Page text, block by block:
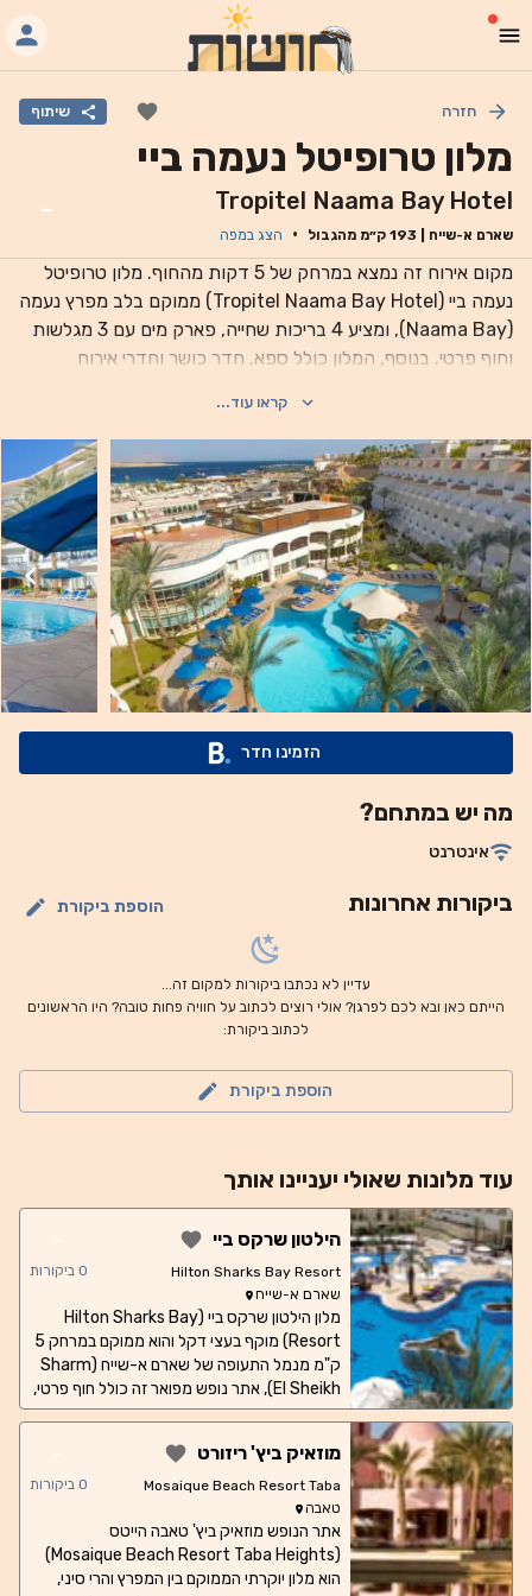
חזרה שיתוף
מלון טרופיטל נעמה ביי
Tropitel Naama Bay Hotel
שארם א-שייח 193 ק״מ מהגבול · הצג במפה
-
מקום אירוח זה נמצא במרחק של 5 דקות מהחוף. מלון טרופיטל
נעמה ביי (Tropitel Naama Bay Hotel) ממוקם בלב מפרץ נעמה
(Naama Bay), ומציע 4 בריכות שחייה, פארק מים עם 3 מגלשות
וחוף פרטי. בנוסף, המלון כולל ספא, חדר כושר וחדרי אירוח
מפרץ נעמה, לאזור הבריכה או לים סוף. בנוסף, כל החדרים גם
כוללים מיני בר וטלוויזיה בלוויין. 5 המסעדות שפועלות באתר
מציעות מגוון של מנות בינלאומיות ומסורתיות. קוקטיילים וחטיפים
מוגשים בבר שלצד הבריכה, ושירות חדרים זמין 24 שעות ביממה.
אפשרויות הפנאי במלון כוללות תוכנית הפעלה יומית, צלילה ומרכז
ספורט מים. בריכת שחייה נפרדת לילדים זמינה גם היא. המלון
נמצא ממש במרכז אזור הבילוי והקניות של שארם א-שייח‘
(Sharm El Sheikh). הפארקים הלאומיים נאבק (Nabq) וראס
מוחמד (Ras Mohamed) נמצאים במרחק של 15 דקות נסיעה
ברכב.
קראו עוד...
הזמינו חדר
מה יש במתחם?
אינטרנט
ביקורות אחרונות הוספת ביקורת
עדיין לא נכתבו ביקורות למקום זה...
הייתם כאן ובא לכם לפרגן? אולי רוצים לכתוב על חוויה פחות טובה? היו הראשונים
לכתוב ביקורת:
הוספת ביקורת
עוד מלונות שאולי יעניינו אותך
הילטון שרקס ביי
Hilton Sharks Bay Resort
שארם א-שייח
-
0 ביקורות
מלון הילטון שרקס ביי (Hilton Sharks Bay
Resort) מוקף בעצי דקל והוא ממוקם במרחק 5
ק"מ מנמל התעופה של שארם א-שייח (Sharm
El Sheikh), אתר נופש מפואר זה כולל חוף פרטי,
בידור מעולה לכל המשפחה ומגוון פעילויות פנאי
וכוללים מרפסת פרטית. החדרים מציעים גם
טלוויזיה בעלת מסך שטוח, ומקרר. חדר הרחצה
מתגאה ב-7 בריכות חיצוניות, ובטרסה המציעה
שפע של מקום למנוחה. האורחים יכולים לשמור
על שגרת האימונים שלהם באמצעות מתקני
מוזאיק ביץ' ריזורט
Mosaique Beach Resort Taba
Heights
טאבה
-
0 ביקורות
אתר הנופש מוזאיק ביץ' טאבה הייטס
(Mosaique Beach Resort Taba Heights)
הוא מלון יוקרתי הממוקם בין המפרץ והרי סיני,